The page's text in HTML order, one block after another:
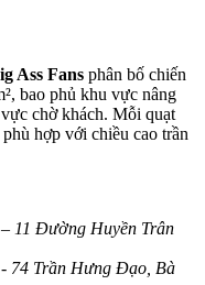
Ass Fans phân bố chiến
bao phủ khu vực nâng
chờ khách. Mỗi quạt
hợp với chiều cao trần
11 Đường Huyền Trân
74 Trần Hưng Đạo, Bà